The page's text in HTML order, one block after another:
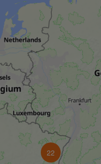
22